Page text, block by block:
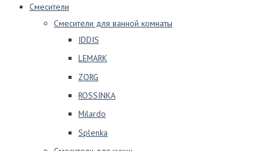
Смесители
Смесители для ванной комнаты
IDDIS
LEMARK
ZORG
ROSSINKA
Milardo
Splenka